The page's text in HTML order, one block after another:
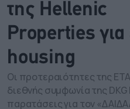
της Hellenic
Properties για
housing
Οι προτεραιότητες της
διεθνής συμφωνία της DKG
παρατάσεις για τον